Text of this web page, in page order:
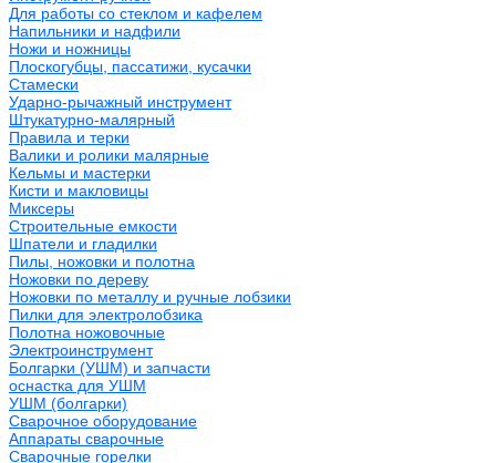
Для работы со стеклом и кафелем
Напильники и надфили
Ножи и ножницы
Плоскогубцы, пассатижи, кусачки
Стамески
Ударно-рычажный инструмент
Штукатурно-малярный
Правила и терки
Валики и ролики малярные
Кельмы и мастерки
Кисти и макловицы
Миксеры
Строительные емкости
Шпатели и гладилки
Пилы, ножовки и полотна
Ножовки по дереву
Ножовки по металлу и ручные лобзики
Пилки для электролобзика
Полотна ножовочные
Электроинструмент
Болгарки (УШМ) и запчасти
оснастка для УШМ
УШМ (болгарки)
Сварочное оборудование
Аппараты сварочные
Сварочные горелки